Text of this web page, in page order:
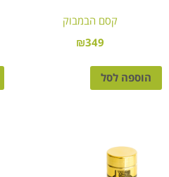
קסם הבמבוק
₪349
הוספה לסל